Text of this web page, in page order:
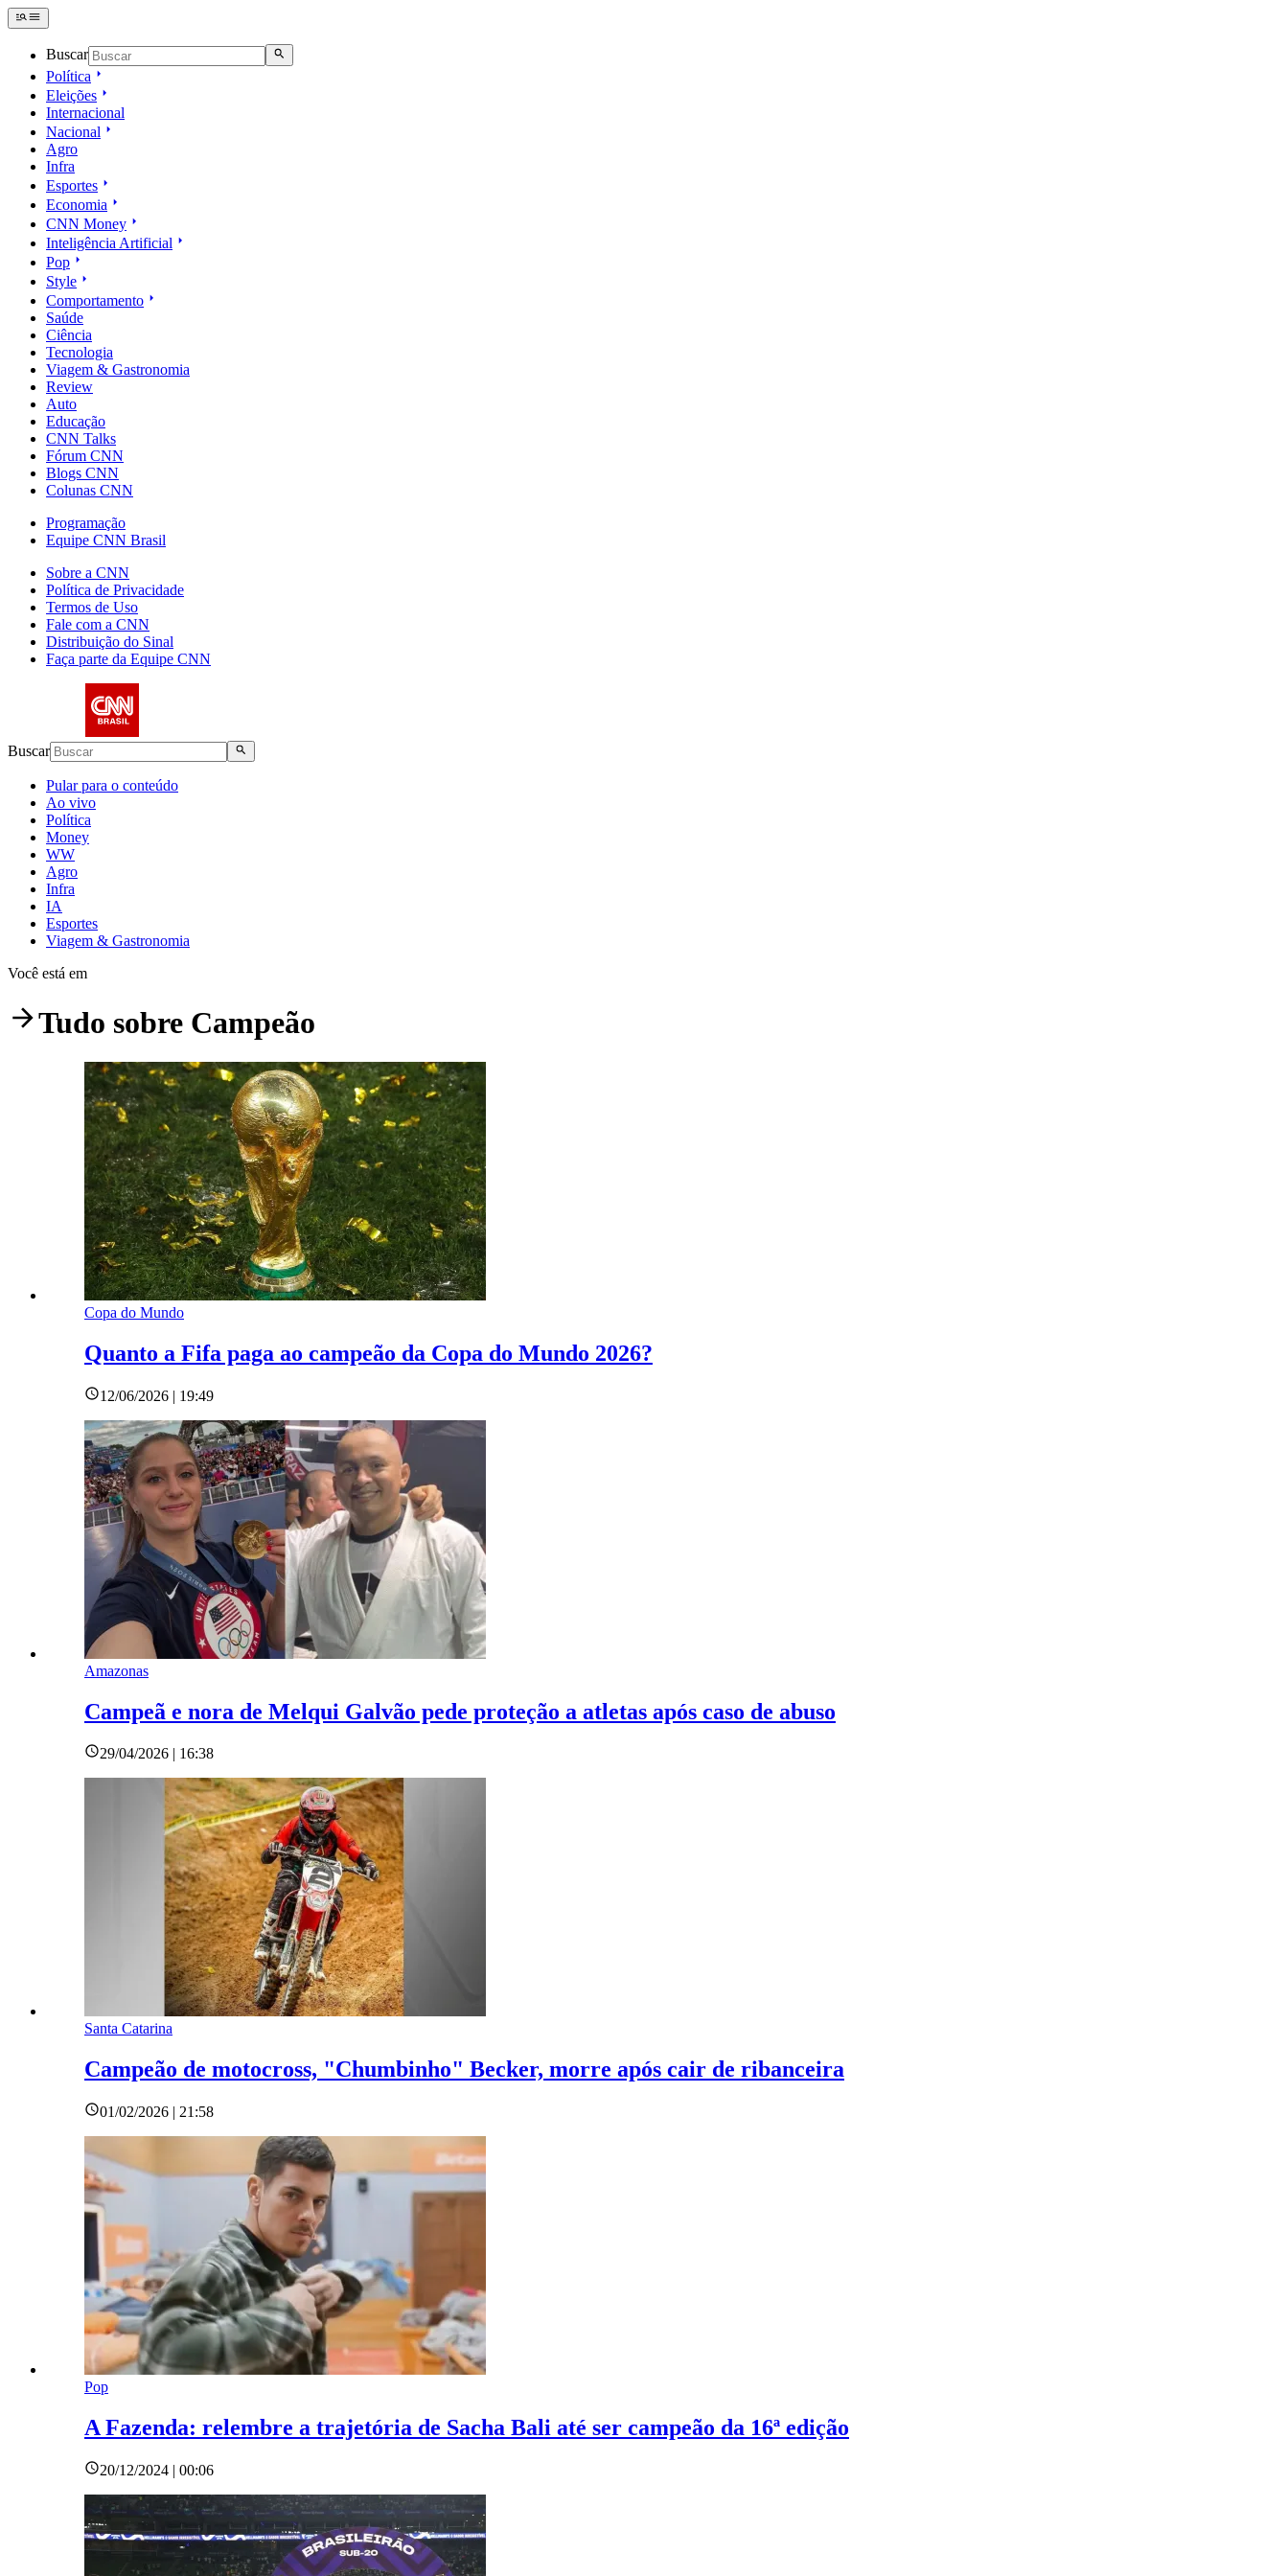
Buscar
Política
Eleições
Internacional
Nacional
Agro
Infra
Esportes
Economia
CNN Money
Inteligência Artificial
Pop
Style
Comportamento
Saúde
Ciência
Tecnologia
Viagem & Gastronomia
Review
Auto
Educação
CNN Talks
Fórum CNN
Blogs CNN
Colunas CNN
Programação
Equipe CNN Brasil
Sobre a CNN
Política de Privacidade
Termos de Uso
Fale com a CNN
Distribuição do Sinal
Faça parte da Equipe CNN
Buscar
Pular para o conteúdo
Ao vivo
Política
Money
WW
Agro
Infra
IA
Esportes
Viagem & Gastronomia
Você está em
Tudo sobre Campeão
Copa do Mundo
Quanto a Fifa paga ao campeão da Copa do Mundo 2026?
12/06/2026 | 19:49
Amazonas
Campeã e nora de Melqui Galvão pede proteção a atletas após caso de abuso
29/04/2026 | 16:38
Santa Catarina
Campeão de motocross, "Chumbinho" Becker, morre após cair de ribanceira
01/02/2026 | 21:58
Pop
A Fazenda: relembre a trajetória de Sacha Bali até ser campeão da 16ª edição
20/12/2024 | 00:06